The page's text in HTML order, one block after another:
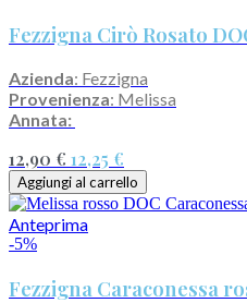
Fezzigna Cirò Rosato
Azienda: Fezzigna
Provenienza: Melissa
Annata:
12,90 € 12,25 €
Aggiungi al carrello
Anteprima
-5%
Fezzigna Caraconessa